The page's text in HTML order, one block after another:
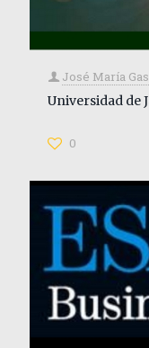
José María
Universidad de
0